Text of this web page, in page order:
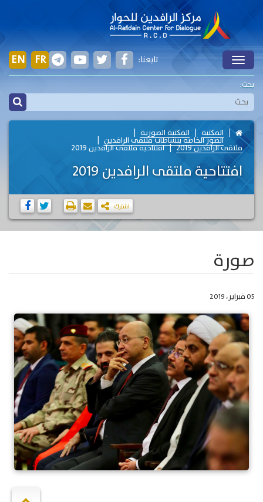
Toggle
EN FR تابعنا:
بحث:
المكتبة المكتبة الصورية
الصور الخاصة بنشاطات ملتقى الرافدين
ملتقى الرافدين 2019 افتتاحية ملتقى الرافدين 2019
افتتاحية ملتقى الرافدين 2019
اشترك
صورة
05 فبراير، 2019